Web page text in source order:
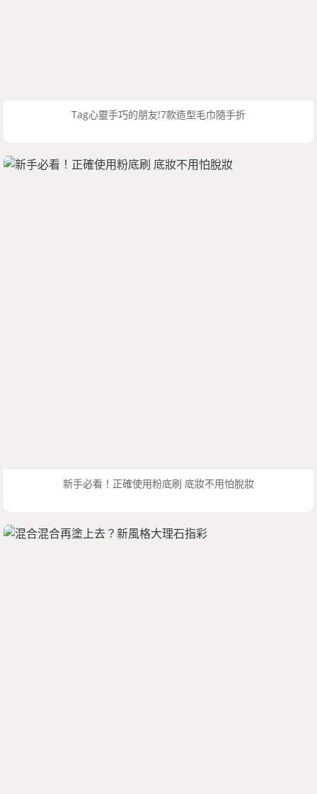
Tag心靈手巧的朋友!7款造型毛巾隨手折
新手必看！正確使用粉底刷 底妝不用怕脫妝